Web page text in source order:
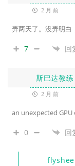
2 月 前
弄两天了。没弄明白
7 回
斯巴达教练
2 月 前
an unexpected
0 回